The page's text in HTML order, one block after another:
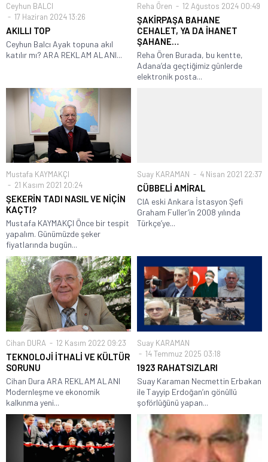
Ceyhun BALCI
17 Haziran 2024 13:26
AKILLI TOP
Ceyhun Balcı Ayak topuna akıl
katılır mı? ARA REKLAM ALANI...
Reha Ören 12 Ağustos 2024 00:49
ŞAKİRPAŞA BAHANE
CEHALET, YA DA İHANET
ŞAHANE…
Reha Ören Burada, bu kentte,
Adana’da geçtiğimiz günlerde
elektronik posta...
Mustafa KAYMAKÇI
21 Kasım 2021 20:24
ŞEKERİN TADI NASIL VE NİÇİN
KAÇTI?
Mustafa KAYMAKÇI Önce bir tespit
yapalım. Günümüzde şeker
fiyatlarında bugün...
Suay KARAMAN 4 Nisan 2021 22:37
CÜBBELİ AMİRAL
CIA eski Ankara İstasyon Şefi
Graham Fuller’in 2008 yılında
Türkçe’ye...
Cihan DURA 12 Kasım 2022 09:23
TEKNOLOJİ İTHALİ VE KÜLTÜR
SORUNU
Cihan Dura ARA REKLAM ALANI
Modernleşme ve ekonomik
kalkınma yeni...
Suay KARAMAN
14 Temmuz 2025 03:18
1923 RAHATSIZLARI
Suay Karaman Necmettin Erbakan
ile Tayyip Erdoğan’ın gönüllü
şoförlüğünü yapan...